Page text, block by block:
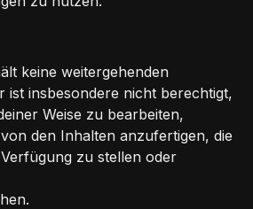
keine weitergehenden
ist insbesondere nicht berechtigt,
Weise zu bearbeiten,
den Inhalten anzufertigen, die
zu stellen oder